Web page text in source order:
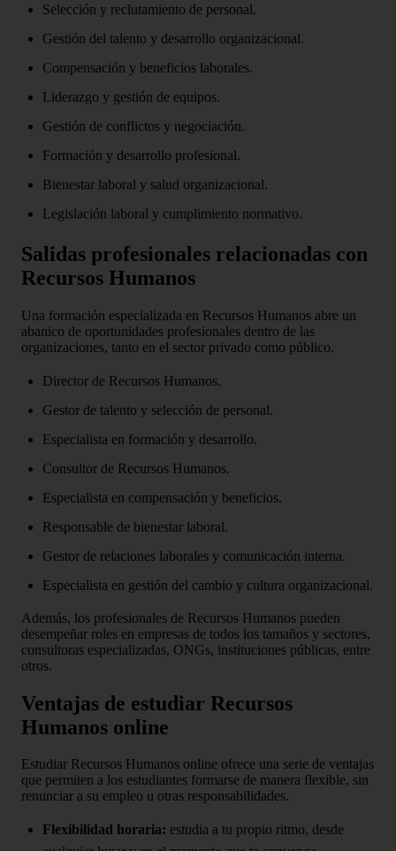
Selección y reclutamiento de personal.
Gestión del talento y desarrollo organizacional.
Compensación y beneficios laborales.
Liderazgo y gestión de equipos.
Gestión de conflictos y negociación.
Formación y desarrollo profesional.
Bienestar laboral y salud organizacional.
Legislación laboral y cumplimiento normativo.
Salidas profesionales relacionadas con
Recursos Humanos
Una formación especializada en Recursos Humanos abre un
abanico de oportunidades profesionales dentro de las
organizaciones, tanto en el sector privado como público.
Director de Recursos Humanos.
Gestor de talento y selección de personal.
Especialista en formación y desarrollo.
Consultor de Recursos Humanos.
Especialista en compensación y beneficios.
Responsable de bienestar laboral.
Gestor de relaciones laborales y comunicación interna.
Especialista en gestión del cambio y cultura organizacional.
Además, los profesionales de Recursos Humanos pueden
desempeñar roles en empresas de todos los tamaños y sectores,
consultoras especializadas, ONGs, instituciones públicas, entre
otros.
Ventajas de estudiar Recursos
Humanos online
Estudiar Recursos Humanos online ofrece una serie de ventajas
que permiten a los estudiantes formarse de manera flexible, sin
renunciar a su empleo u otras responsabilidades.
Flexibilidad horaria: estudia a tu propio ritmo, desde